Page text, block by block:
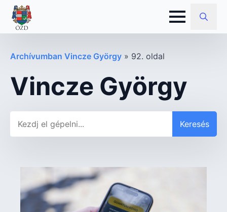
Search
Archívumban Vincze György » 92. oldal
Vincze György
Keresés